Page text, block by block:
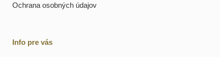
Ochrana osobných údajov
Info pre vás